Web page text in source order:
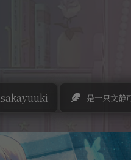
是一只文静